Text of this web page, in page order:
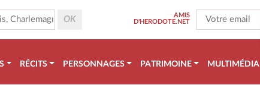
AMIS
D'HERODOTE.NET
RÉCITS PERSONNAGES PATRIMOINE MULTIMÉDIA